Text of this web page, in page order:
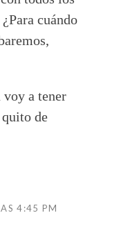
cuándo
voy a tener
de
4:45 PM